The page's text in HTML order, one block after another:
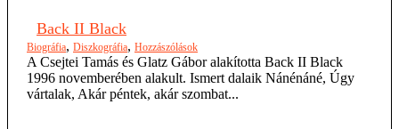
Back II Black
Biográfia, Diszkográfia, Hozzászólások
A Csejtei Tamás és Glatz Gábor alakította Back II Black
1996 novemberében alakult. Ismert dalaik Nánénáné, Úgy
vártalak, Akár péntek, akár szombat...